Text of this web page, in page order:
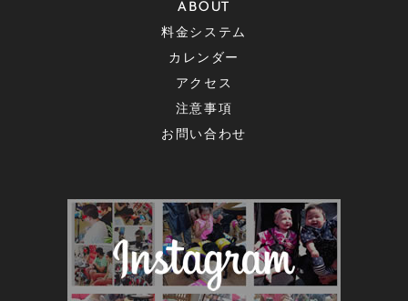
ABOUT
料金システム
カレンダー
アクセス
注意事項
お問い合わせ